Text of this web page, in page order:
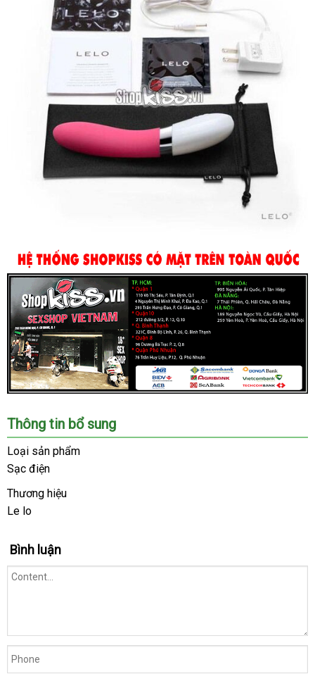
Chúng
tôi
là
thống
Shop
lớn
tín
trong
lớn.
Thông tin bổ sung
Loại sản phẩm
Sạc điện
Thương hiệu
Le lo
Bình luận